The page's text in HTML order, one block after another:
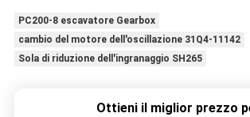
PC200-8 escavatore Gearbox
cambio del motore dell'oscillazione 31Q4-11142
Sola di riduzione dell'ingranaggio SH265
Ottieni il miglior prezzo